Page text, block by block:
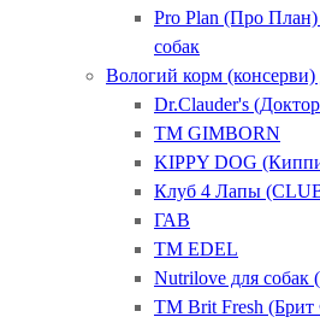
Pro Plan (Про План)
собак
Вологий корм (консерви)
Dr.Clauder's
ТМ GIMBORN
KIPPY DOG
Клуб 4 Лапы
ГАВ
ТМ EDEL
Nutrilove для собак
ТМ Brit Fresh